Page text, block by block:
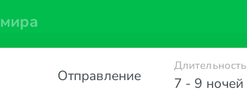
Отправление 7 - 9 ночей
Длительность